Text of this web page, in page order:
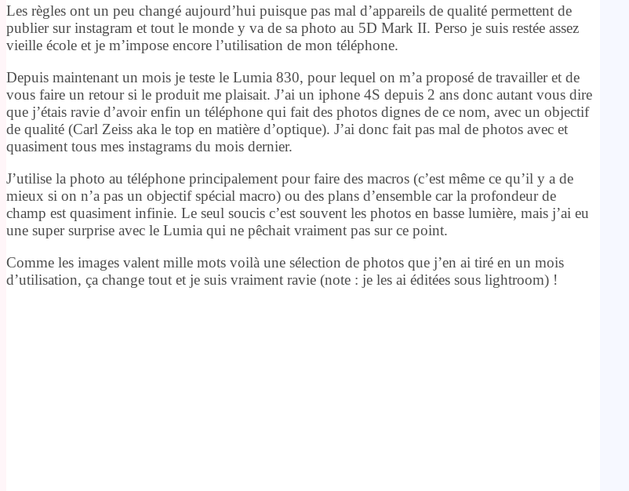
Les règles ont un peu changé aujourd’hui puisque pas mal d’appareils de qualité permettent de
publier sur instagram et tout le monde y va de sa photo au 5D Mark II. Perso je suis restée assez
vieille école et je m’impose encore l’utilisation de mon téléphone.
Depuis maintenant un mois je teste le Lumia 830, pour lequel on m’a proposé de travailler et de
vous faire un retour si le produit me plaisait. J’ai un iphone 4S depuis 2 ans donc autant vous dire
que j’étais ravie d’avoir enfin un téléphone qui fait des photos dignes de ce nom, avec un objectif
de qualité (Carl Zeiss aka le top en matière d’optique). J’ai donc fait pas mal de photos avec et
quasiment tous mes instagrams du mois dernier.
J’utilise la photo au téléphone principalement pour faire des macros (c’est même ce qu’il y a de
mieux si on n’a pas un objectif spécial macro) ou des plans d’ensemble car la profondeur de
champ est quasiment infinie. Le seul soucis c’est souvent les photos en basse lumière, mais j’ai eu
une super surprise avec le Lumia qui ne pêchait vraiment pas sur ce point.
Comme les images valent mille mots voilà une sélection de photos que j’en ai tiré en un mois
d’utilisation, ça change tout et je suis vraiment ravie (note : je les ai éditées sous lightroom) !